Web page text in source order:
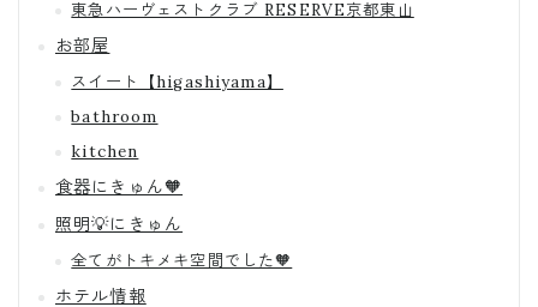
東急ハーヴェストクラブ RESERVE京都東山
お部屋
スイート【higashiyama】
bathroom
kitchen
食器にきゅん🧡
照明💡にきゅん
全てがトキメキ空間でした🧡
ホテル情報